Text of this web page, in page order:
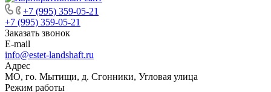
+7 (995) 359-05-21
+7 (995) 359-05-21
Заказать звонок
E-mail
info@estet-landshaft.ru
Адрес
МО, го. Мытищи, д. Сгонники, Угловая улица
Режим работы